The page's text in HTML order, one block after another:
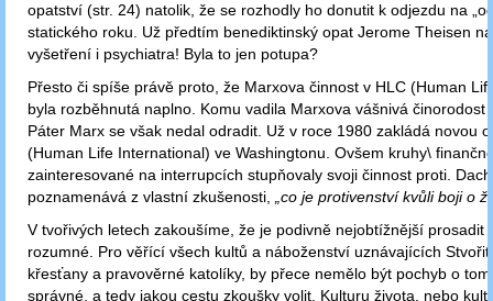
opatství (str. 24) natolik, že se rozhodly ho donutit k odjezdu na
statického roku. Už předtím benediktinský opat Jerome Theisen
vyšetření i psychiatra! Byla to jen potupa?
Přesto či spíše právě proto, že Marxova činnost v HLC (Human
byla rozběhnutá naplno. Komu vadila Marxova vášnivá činorodost
Páter Marx se však nedal odradit. Už v roce 1980 zakládá novou
(Human Life International) ve Washingtonu. Ovšem kruhy\
zainteresované na interrupcích stupňovaly svoji činnost proti.
poznamenává z vlastní zkušenosti, „co je protivenství kvůli boji o
V tvořivých letech zakoušíme, že je podivně nejobtížnější prosadit
rozumné. Pro věřící všech kultů a náboženství uznávajících
křesťany a pravověrné katolíky, by přece nemělo být pochyb o
správné, a tedy jakou cestu zkoušky volit. Kulturu života, nebo